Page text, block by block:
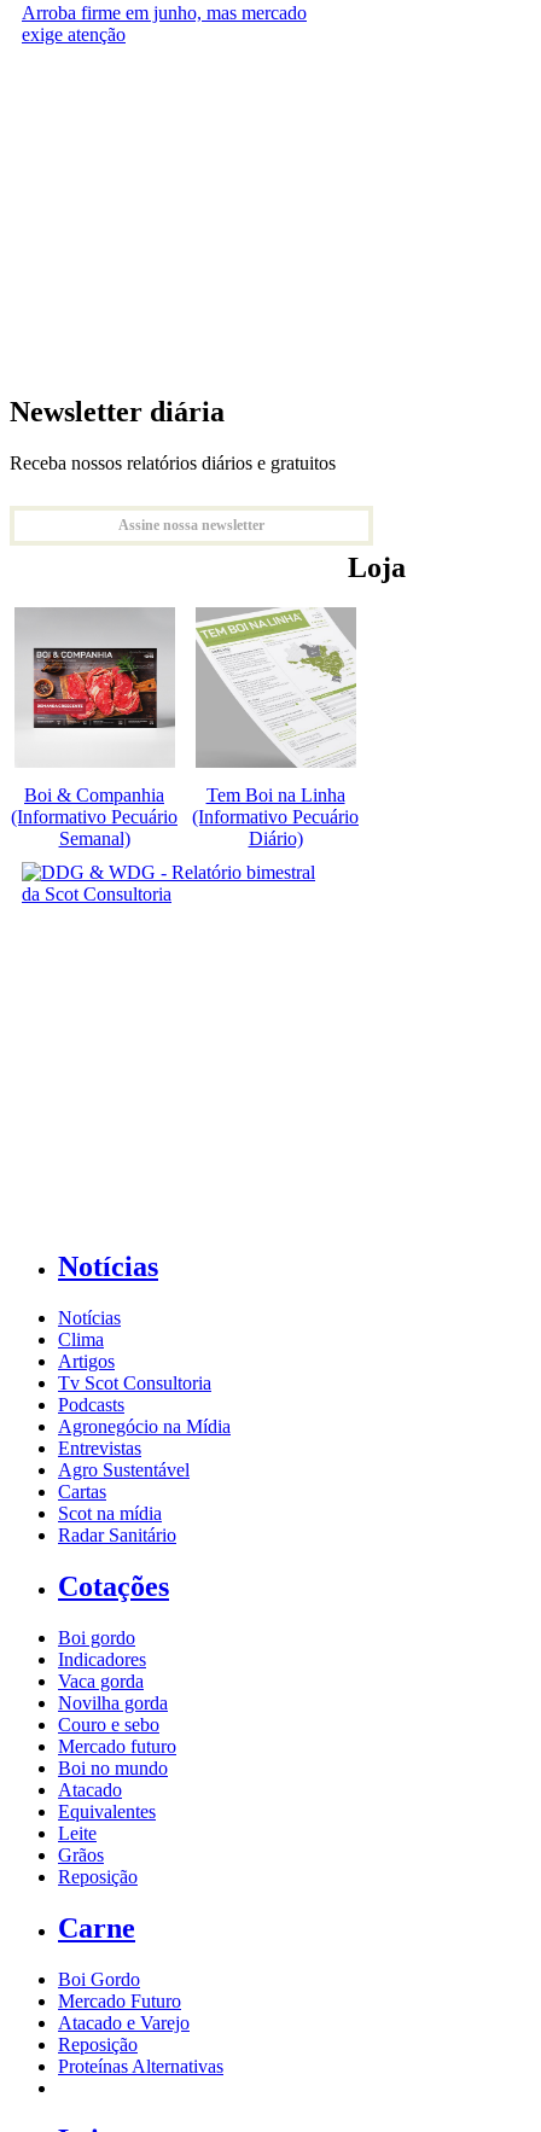
Arroba firme em junho, mas mercado
exige atenção
Newsletter diária
Receba nossos relatórios diários e gratuitos
Assine nossa newsletter
Loja
Boi & Companhia
(Informativo Pecuário
Semanal)
Tem Boi na Linha
(Informativo Pecuário
Diário)
Notícias
Notícias
Clima
Artigos
Tv Scot Consultoria
Podcasts
Agronegócio na Mídia
Entrevistas
Agro Sustentável
Cartas
Scot na mídia
Radar Sanitário
Cotações
Boi gordo
Indicadores
Vaca gorda
Novilha gorda
Couro e sebo
Mercado futuro
Boi no mundo
Atacado
Equivalentes
Leite
Grãos
Reposição
Carne
Boi Gordo
Mercado Futuro
Atacado e Varejo
Reposição
Proteínas Alternativas